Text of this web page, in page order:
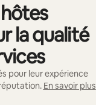
la qualité
pour leur expérience
En savoir plus